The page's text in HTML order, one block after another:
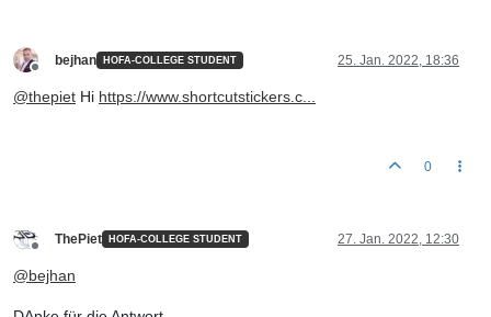
bejhan HOFA-COLLEGE STUDENT 25. Jan. 2022, 18:36
@thepiet Hi https://www.shortcutstickers.c...
0
ThePiet HOFA-COLLEGE STUDENT 27. Jan. 2022, 12:30
@bejhan